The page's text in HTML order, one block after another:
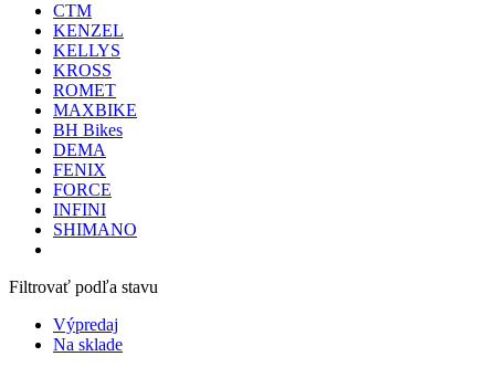
CTM
KENZEL
KELLYS
KROSS
ROMET
MAXBIKE
BH Bikes
DEMA
FENIX
FORCE
INFINI
SHIMANO
Filtrovať podľa stavu
Výpredaj
Na sklade